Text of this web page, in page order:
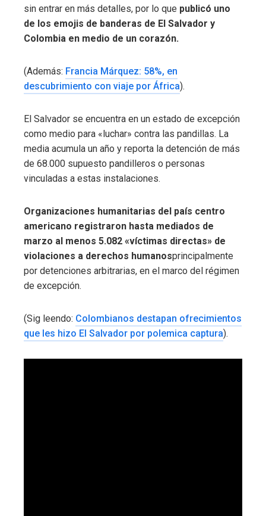
sin entrar en más detalles, por lo que publicó uno
de los emojis de banderas de El Salvador y
Colombia en medio de un corazón.
(Además: Francia Márquez: 58%, en
descubrimiento con viaje por África).
El Salvador se encuentra en un estado de excepción
como medio para «luchar» contra las pandillas. La
media acumula un año y reporta la detención de más
de 68.000 supuesto pandilleros o personas
vinculadas a estas instalaciones.
Organizaciones humanitarias del país centro
americano registraron hasta mediados de
marzo al menos 5.082 «víctimas directas» de
violaciones a derechos humanosprincipalmente
por detenciones arbitrarias, en el marco del régimen
de excepción.
(Sig leendo: Colombianos destapan ofrecimientos
que les hizo El Salvador por polemica captura).